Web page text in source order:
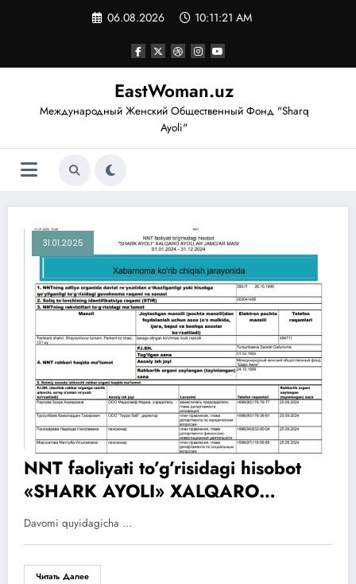
06.08.2026 10:11:23 AM
EastWoman.uz
Международный Женский Общественный Фонд "Sharq
Ayoli"
31.01.2025
NNT faoliyati to’g’risidagi hisobot
«SHARK AYOLI» XALQARO
AYOLLAR JAMG’AR MASI
01.01.2024 — 31.12.2024
Davomi quyidagicha ...
Читать Далее